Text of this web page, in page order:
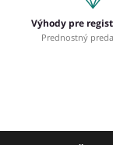
Výhody pre
Prednostný